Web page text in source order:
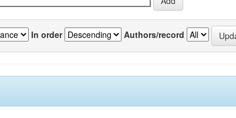
In order Authors/record